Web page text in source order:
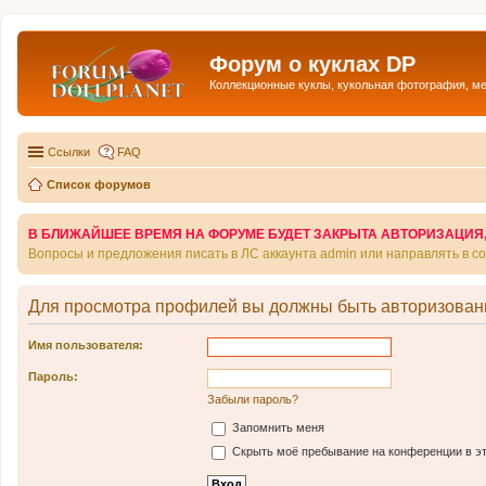
Форум о куклах DP
Коллекционные куклы, кукольная фотография,
Ссылки FAQ
Список форумов
В БЛИЖАЙШЕЕ ВРЕМЯ НА ФОРУМЕ БУДЕТ ЗАКРЫТА
Вопросы и предложения писать в ЛС аккаунта admin или направлять в
Для просмотра профилей вы должны быть
Имя пользователя:
Пароль:
Забыли пароль?
Запомнить меня
Скрыть моё пребывание на конференции в